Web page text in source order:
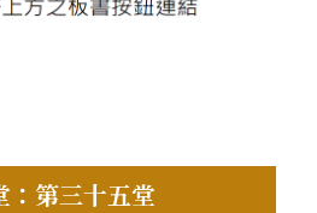
：第三十五堂